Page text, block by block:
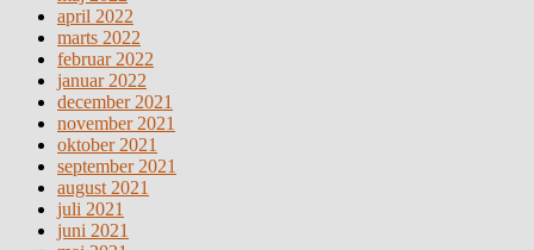
april 2022
marts 2022
februar 2022
januar 2022
december 2021
november 2021
oktober 2021
september 2021
august 2021
juli 2021
juni 2021